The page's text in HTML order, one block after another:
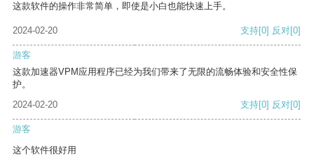
这款软件的操作非常简单，即使是小白也能快速上手。
2024-02-20 支持[0] 反对[0]
游客
这款加速器VPM应用程序已经为我们带来了无限的流畅体验和安全性保
护。
2024-02-20
支持[0] 反对[0]
游客
这个软件很好用